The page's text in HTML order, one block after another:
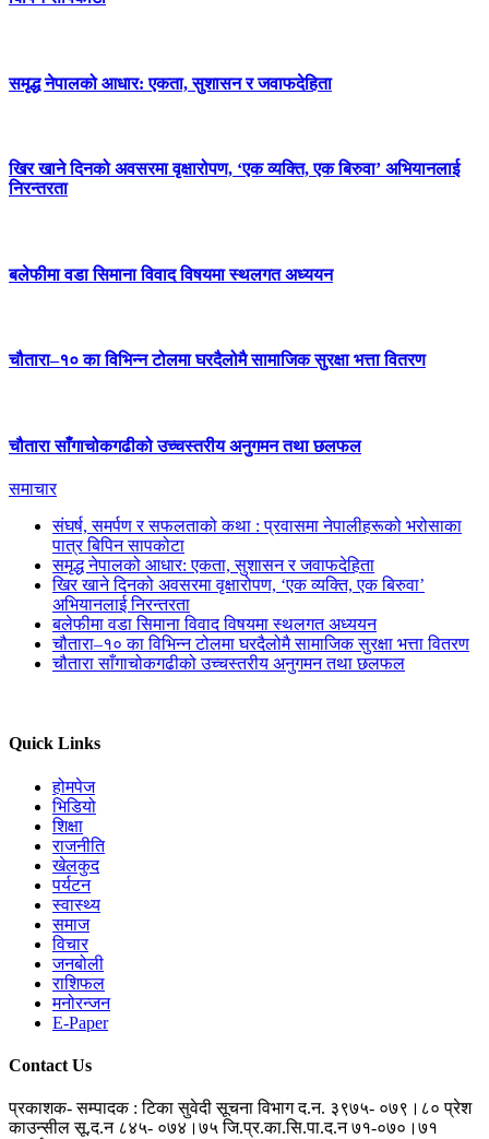
समृद्ध नेपालको आधार: एकता, सुशासन र जवाफदेहिता
खिर खाने दिनको अवसरमा वृक्षारोपण, ‘एक व्यक्ति, एक बिरुवा’ अभियानलाई
निरन्तरता
बलेफीमा वडा सिमाना विवाद विषयमा स्थलगत अध्ययन
चौतारा–१० का विभिन्न टोलमा घरदैलोमै सामाजिक सुरक्षा भत्ता वितरण
चौतारा साँगाचोकगढीको उच्चस्तरीय अनुगमन तथा छलफल
समाचार
संघर्ष, समर्पण र सफलताको कथा : प्रवासमा नेपालीहरूको भरोसाका
पात्र बिपिन सापकोटा
समृद्ध नेपालको आधार: एकता, सुशासन र जवाफदेहिता
खिर खाने दिनको अवसरमा वृक्षारोपण, ‘एक व्यक्ति, एक बिरुवा’
अभियानलाई निरन्तरता
बलेफीमा वडा सिमाना विवाद विषयमा स्थलगत अध्ययन
चौतारा–१० का विभिन्न टोलमा घरदैलोमै सामाजिक सुरक्षा भत्ता वितरण
चौतारा साँगाचोकगढीको उच्चस्तरीय अनुगमन तथा छलफल
Quick Links
होमपेज
भिडियो
शिक्षा
राजनीति
खेलकुद
पर्यटन
स्वास्थ्य
समाज
विचार
जनबोली
राशिफल
मनोरन्जन
E-Paper
Contact Us
प्रकाशक- सम्पादक : टिका सुवेदी सूचना विभाग द.न. ३९७५- ०७९।८० प्रेश
काउन्सील सू.द.न ८४५- ०७४।७५ जि.प्र.का.सि.पा.द.न ७१-०७०।७१